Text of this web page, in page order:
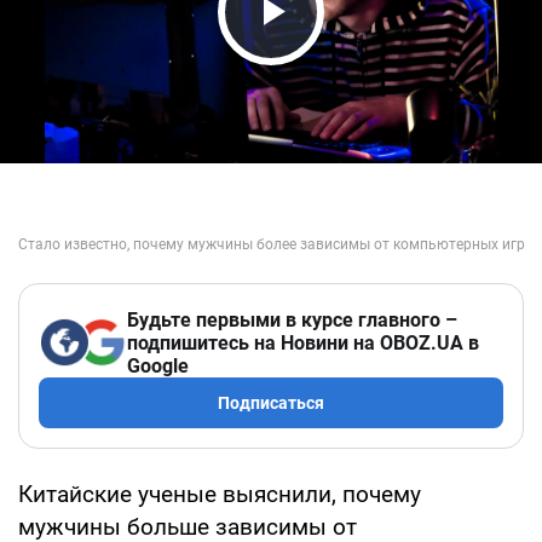
Play Video
Будьте первыми в курсе главного –
подпишитесь на Новини на OBOZ.UA в
Google
Подписаться
Китайские ученые выяснили, почему
мужчины больше зависимы от